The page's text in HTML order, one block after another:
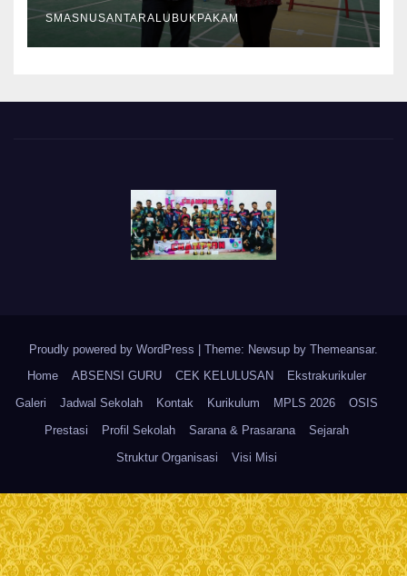
SMASNUSANTARALUBUKPAKAM
Proudly powered by WordPress Theme: Newsup by Themeansar.
Home
ABSENSI GURU CEK KELULUSAN
Ekstrakurikuler
Galeri
Jadwal Sekolah Kontak Kurikulum MPLS 2026
OSIS
Prestasi
Profil Sekolah Sarana & Prasarana
Sejarah
Struktur Organisasi
Visi Misi